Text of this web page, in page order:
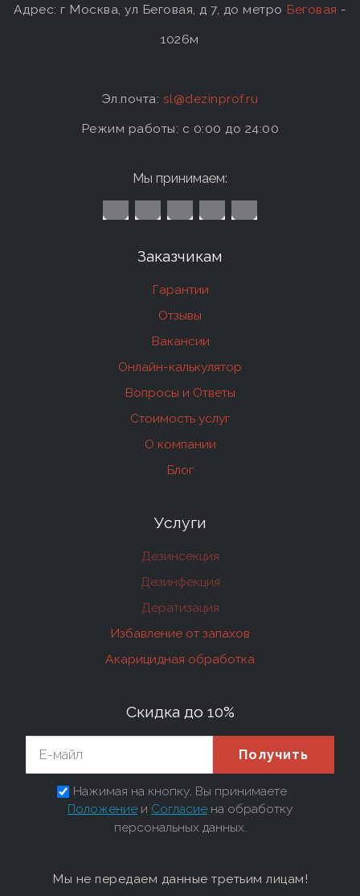
Адрес: г Москва, ул Беговая, д 7, до метро Беговая -
1026м
Эл.почта: sl@dezinprof.ru
Режим работы: c 0:00 до 24:00
Мы принимаем:
Заказчикам
Гарантии
Отзывы
Вакансии
Онлайн-калькулятор
Вопросы и Ответы
Стоимость услуг
О компании
Блог
Услуги
Дезинсекция
Дезинфекция
Дератизация
Избавление от запахов
Акарицидная обработка
Скидка до 10%
Получить
Нажимая на кнопку, Вы принимаете
Положение и Согласие на обработку
персональных данных.
Мы не передаем данные третьим лицам!